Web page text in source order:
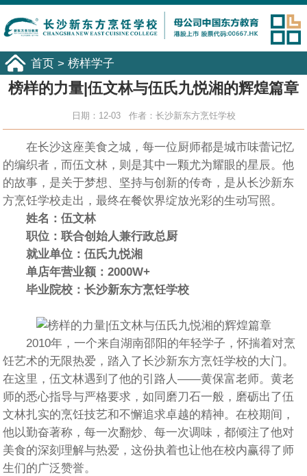
首页> 榜样学子
榜样的力量|伍文林与伍氏九悦湘的辉煌篇章
日期：12-03 作者：长沙新东方烹饪学校
在长沙这座美食之城，每一位厨师都是城市味蕾记忆
的编织者，而伍文林，则是其中一颗尤为耀眼的星辰。他
的故事，是关于梦想、坚持与创新的传奇，是从长沙新东
方烹饪学校走出，最终在餐饮界绽放光彩的生动写照。
姓名：伍文林
职位：联合创始人兼行政总厨
就业单位：伍氏九悦湘
单店年营业额：2000W+
毕业院校：长沙新东方烹饪学校
2010年，一个来自湖南邵阳的年轻学子，怀揣着对烹
饪艺术的无限热爱，踏入了长沙新东方烹饪学校的大门。
在这里，伍文林遇到了他的引路人——黄保富老师。黄老
师的悉心指导与严格要求，如同磨刀石一般，磨砺出了伍
文林扎实的烹饪技艺和不懈追求卓越的精神。在校期间，
他以勤奋著称，每一次翻炒、每一次调味，都倾注了他对
美食的深刻理解与热爱，这份执着也让他在校内赢得了师
生们的广泛赞誉。